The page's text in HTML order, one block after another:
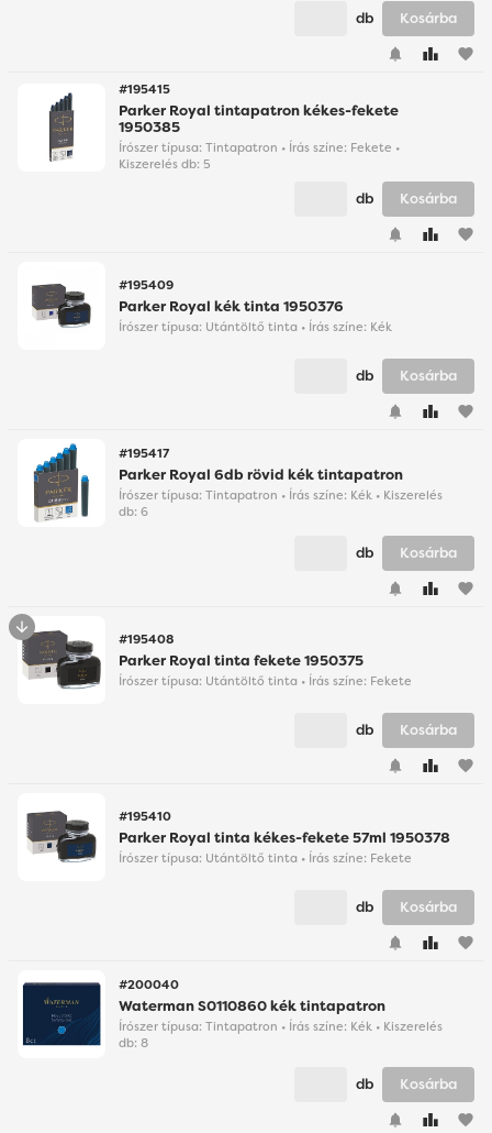
favorite
db Kosárba
#195415
Parker Royal tintapatron kékes-fekete
1950385
Írószer típusa: Tintapatron • Írás színe: Fekete •
Kiszerelés db: 5
favorite
db Kosárba
#195409
Parker Royal kék tinta 1950376
Írószer típusa: Utántöltő tinta • Írás színe: Kék
favorite
db Kosárba
#195417
Parker Royal 6db rövid kék tintapatron
Írószer típusa: Tintapatron • Írás színe: Kék • Kiszerelés
db: 6
favorite
db Kosárba
#195408
Parker Royal tinta fekete 1950375
Írószer típusa: Utántöltő tinta • Írás színe: Fekete
favorite
db Kosárba
#195410
Parker Royal tinta kékes-fekete 57ml 1950378
Írószer típusa: Utántöltő tinta • Írás színe: Fekete
favorite
db Kosárba
#200040
Waterman S0110860 kék tintapatron
Írószer típusa: Tintapatron • Írás színe: Kék • Kiszerelés
db: 8
favorite
db Kosárba